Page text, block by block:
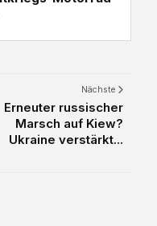
Nächste
Erneuter russischer
Marsch auf Kiew?
Ukraine verstärkt...